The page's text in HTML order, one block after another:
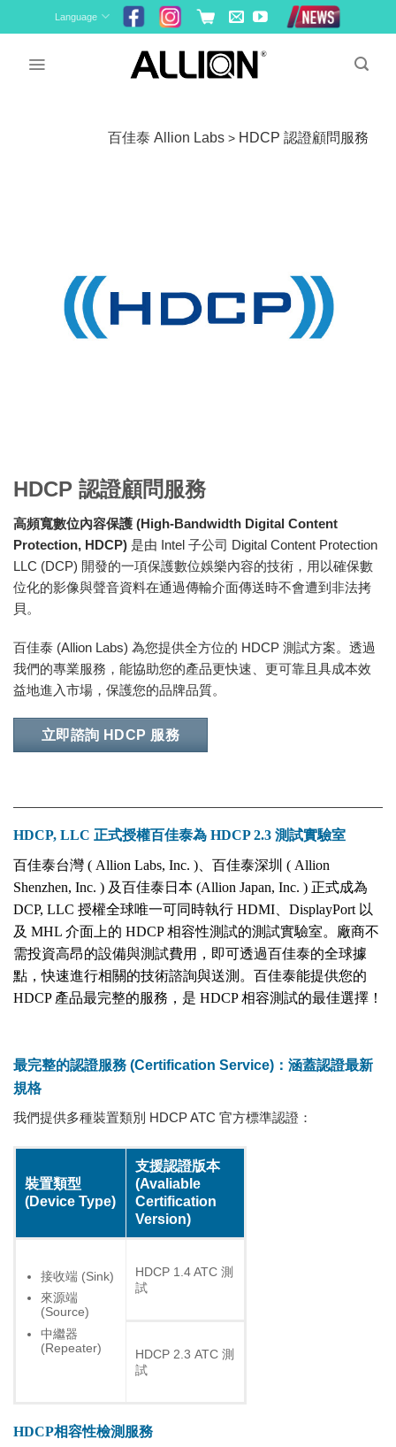
to
Language
百佳泰 Allion Labs> HDCP 認證顧問服務
HDCP 認證顧問服務
高頻寬數位內容保護 (High-Bandwidth Digital Content
Protection, HDCP) 是由 Intel 子公司 Digital Content Protection
LLC (DCP) 開發的一項保護數位娛樂內容的技術，用以確保數
位化的影像與聲音資料在通過傳輸介面傳送時不會遭到非法拷
貝。
百佳泰 (Allion Labs) 為您提供全方位的 HDCP 測試方案。透過
我們的專業服務，能協助您的產品更快速、更可靠且具成本效
益地進入市場，保護您的品牌品質。
立即諮詢 HDCP 服務
HDCP, LLC 正式授權百佳泰為 HDCP 2.3 測試實驗室
百佳泰台灣 ( Allion Labs, Inc. )、百佳泰深圳 ( Allion
Shenzhen, Inc. ) 及百佳泰日本 (Allion Japan, Inc. ) 正式成為
DCP, LLC 授權全球唯一可同時執行 HDMI、DisplayPort 以
及 MHL 介面上的 HDCP 相容性測試的測試實驗室。廠商不
需投資高昂的設備與測試費用，即可透過百佳泰的全球據
點，快速進行相關的技術諮詢與送測。百佳泰能提供您的
HDCP 產品最完整的服務，是 HDCP 相容測試的最佳選擇！
最完整的認證服務 (Certification Service)：涵蓋認證最新
規格
我們提供多種裝置類別 HDCP ATC 官方標準認證：
裝置類型
(Device Type)
支援認證版本
(Avaliable
Certification
Version)
接收端 (Sink)
來源端
(Source)
中繼器
(Repeater)
HDCP 1.4 ATC 測
試
HDCP 2.3 ATC 測
試
HDCP相容性檢測服務